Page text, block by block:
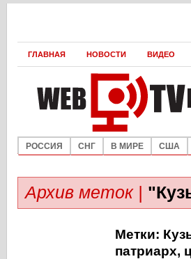
ГЛАВНАЯ НОВОСТИ ВИДЕО
РОССИЯ СНГ В МИРЕ США
Архив меток |
Метки:
патриарх,